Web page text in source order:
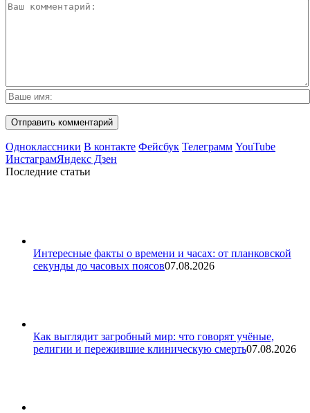
Одноклассники В контакте Фейсбук Телеграмм YouTube
ИнстаграмЯндекс Дзен
Последние статьи
Интересные факты о времени и часах: от планковской
секунды до часовых поясов07.08.2026
Как выглядит загробный мир: что говорят учёные,
религии и пережившие клиническую смерть07.08.2026